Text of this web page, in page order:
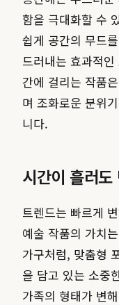
함을 극대화할 수
쉽게 공간의 무드
드러내는 효과적
간에 걸리는 작품
며 조화로운 분위
니다.
시간이 흘러
트렌드는 빠르게
예술 작품의 가치
가구처럼, 맞춤형
을 담고 있는 소중
가족의 형태가 변